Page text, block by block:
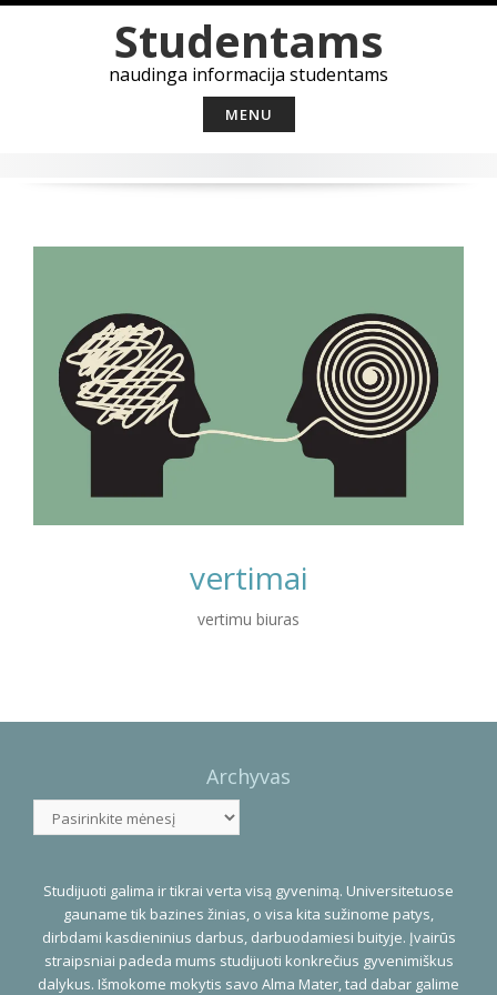
to
content
Studentams
naudinga informacija studentams
MENU
vertimai
vertimu biuras
Navigation
Archyvas
Studijuoti galima ir tikrai verta visą gyvenimą. Universitetuose
gauname tik bazines žinias, o visa kita sužinome patys,
dirbdami kasdieninius darbus, darbuodamiesi buityje. Įvairūs
straipsniai padeda mums studijuoti konkrečius gyvenimiškus
dalykus. Išmokome mokytis savo Alma Mater, tad dabar galime